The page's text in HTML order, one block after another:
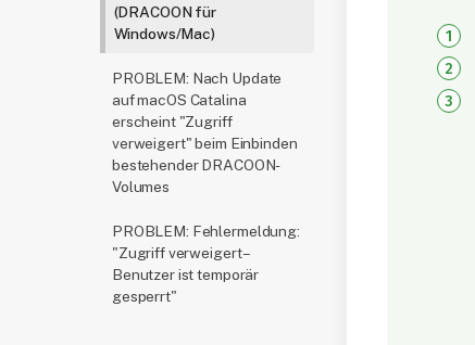
(DRACOON für
Windows/Mac)
PROBLEM: Nach Update
auf macOS Catalina
erscheint "Zugriff
verweigert" beim Einbinden
bestehender DRACOON-
Volumes
PROBLEM: Fehlermeldung:
"Zugriff verweigert –
Benutzer ist temporär
gesperrt"